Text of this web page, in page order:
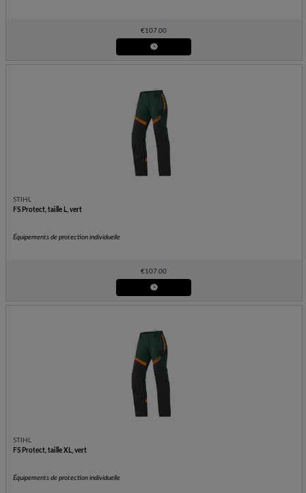
€107.00
STIHL
FS Protect, taille L, vert
Équipements de protection individuelle
€107.00
STIHL
FS Protect, taille XL, vert
Équipements de protection individuelle